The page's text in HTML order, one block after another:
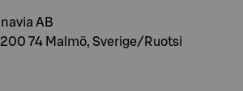
AB
74 Malmö, Sverige/Ruotsi